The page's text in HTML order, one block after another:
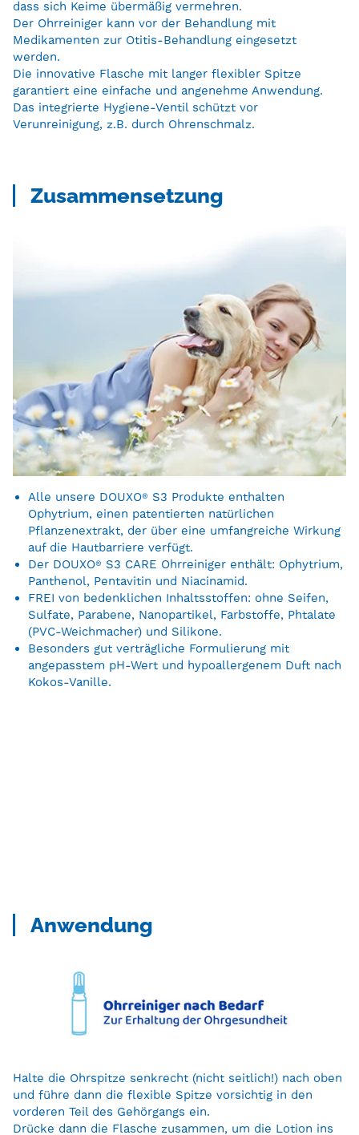
dass sich Keime übermäßig vermehren.
Der Ohrreiniger kann vor der Behandlung mit
Medikamenten zur Otitis-Behandlung eingesetzt
werden.
Die innovative Flasche mit langer flexibler Spitze
garantiert eine einfache und angenehme Anwendung.
Das integrierte Hygiene-Ventil schützt vor
Verunreinigung, z.B. durch Ohrenschmalz.
Zusammensetzung
Alle unsere DOUXO® S3 Produkte enthalten
Ophytrium, einen patentierten natürlichen
Pflanzenextrakt, der über eine umfangreiche Wirkung
auf die Hautbarriere verfügt.
Der DOUXO® S3 CARE Ohrreiniger enthält: Ophytrium,
Panthenol, Pentavitin und Niacinamid.
FREI von bedenklichen Inhaltsstoffen: ohne Seifen,
Sulfate, Parabene, Nanopartikel, Farbstoffe, Phtalate
(PVC-Weichmacher) und Silikone.
Besonders gut verträgliche Formulierung mit
angepasstem pH-Wert und hypoallergenem Duft nach
Kokos-Vanille.
Anwendung
Halte die Ohrspitze senkrecht (nicht seitlich!) nach oben
und führe dann die flexible Spitze vorsichtig in den
vorderen Teil des Gehörgangs ein.
Drücke dann die Flasche zusammen, um die Lotion ins